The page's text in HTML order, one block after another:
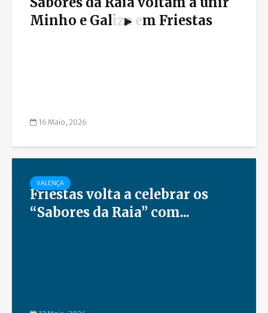
Minho e Galiza em Friestas
16 Maio, 2026
VALENÇA
Friestas volta a celebrar os
“Sabores da Raia” com...